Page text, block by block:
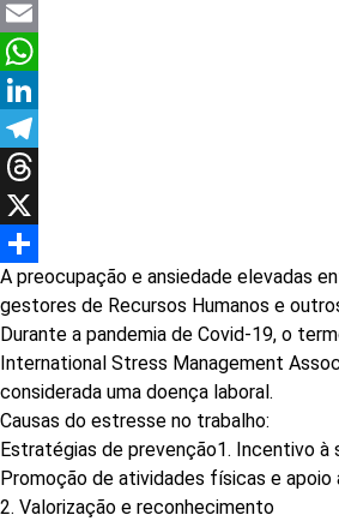
Facebook
Email
WhatsApp
LinkedIn
Telegram
Threads
X
Share
A preocupação e ansiedade elevadas
gestores de Recursos Humanos e
Durante a pandemia de Covid-19, o
International Stress Management
considerada uma doença laboral.
Causas do estresse no trabalho:
Estratégias de prevenção1. Incentivo à
Promoção de atividades físicas e
2. Valorização e reconhecimento